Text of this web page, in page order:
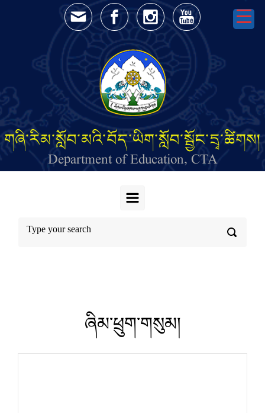
Skip to main content
གཞི་རིམ་སློབ་མའི་བོད་ཡིག་སློབ་སྦྱོང་དྲྭ་ཚིགས།
Department of Education, CTA
ཞིམ་ཕྲུག་གསུམ།